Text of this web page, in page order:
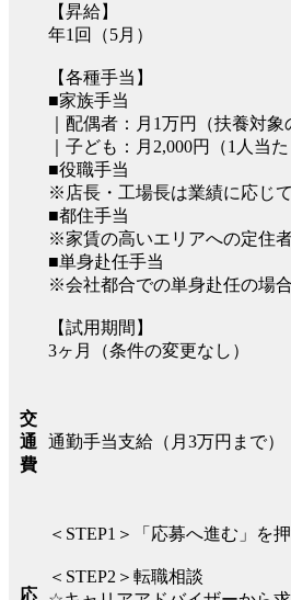
【昇給】
年1回（5月）
【各種手当】
■家族手当
｜配偶者：月1万円（扶養対象
｜子ども：月2,000円（1人当
■役職手当
※店長・工場長は業績に応じ
■都住手当
※家賃の高いエリアへの定住
■単身赴任手当
※会社都合での単身赴任の場
【試用期間】
3ヶ月（条件の変更なし）
交
通
費
通勤手当支給（月3万円まで）
応
＜STEP1＞「応募へ進む」を
＜STEP2＞転職相談